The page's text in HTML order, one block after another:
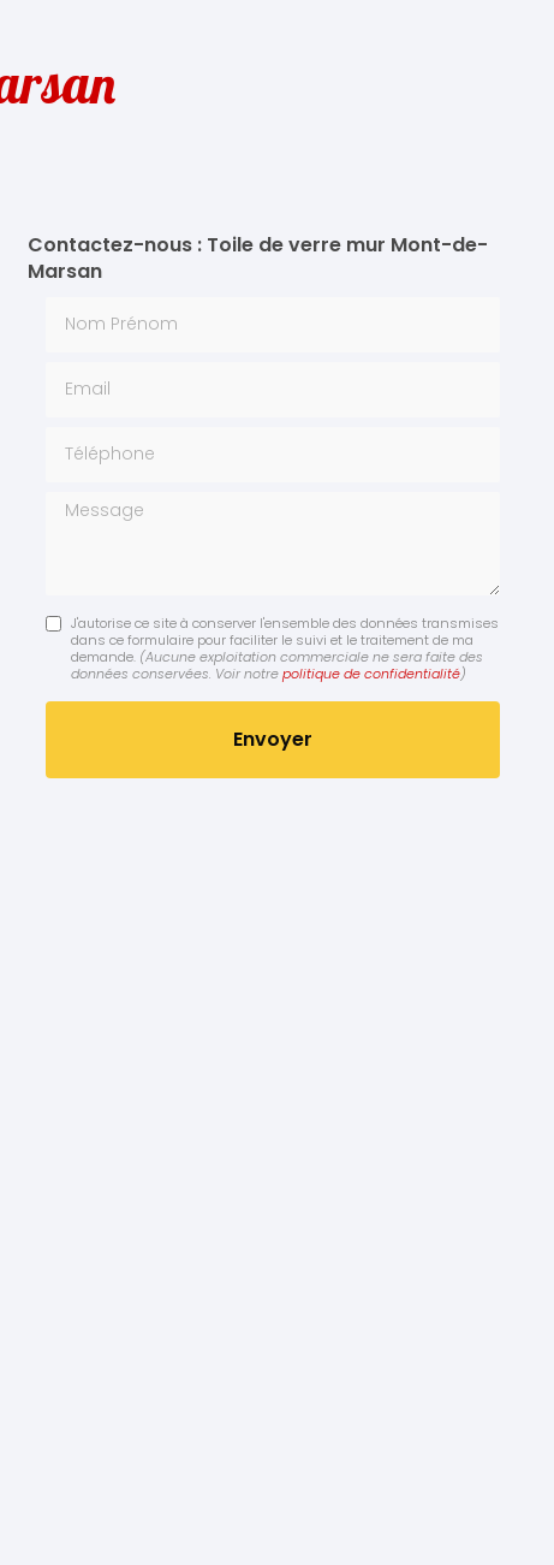
Contactez-nous : Toile de verre mur Mont-de-
Marsan
Message
J'autorise ce site à conserver l'ensemble des données transmises
dans ce formulaire pour faciliter le suivi et le traitement de ma
demande. (Aucune exploitation commerciale ne sera faite des
données conservées. Voir notrepolitique de confidentialité)